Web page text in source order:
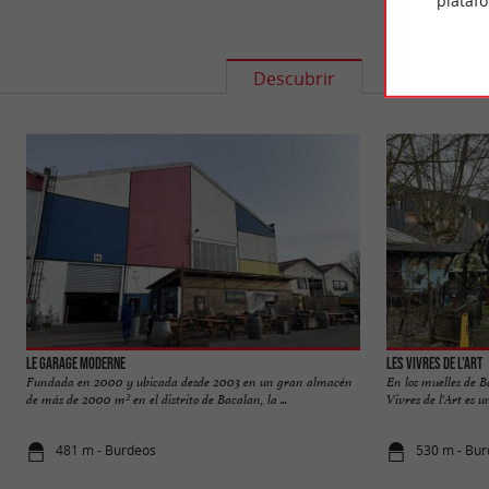
Descubrir
Le Garage Moderne
Fundada en 2000 y ubicada desde 2003 en un gran almacén
de más de 2000 m² en el distrito de Bacalan, la ...
481 m - Burdeos
Les Vivres de l'Art
En los muelles de
Vivres de l'Art es
530 m -